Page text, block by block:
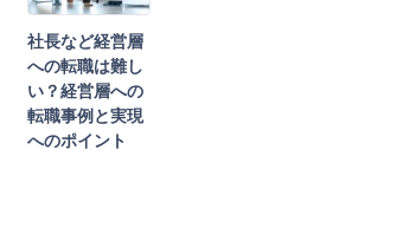
社長など経営層
への転職は難し
い？経営層への
転職事例と実現
へのポイント